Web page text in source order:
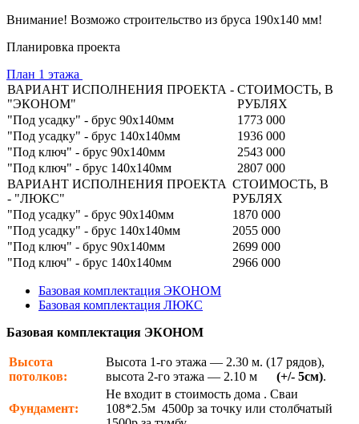
Внимание! Возможо строительство из бруса 190х140 мм!
Планировка проекта
План 1 этажа
ВАРИАНТ ИСПОЛНЕНИЯ ПРОЕКТА -
"ЭКОНОМ"
СТОИМОСТЬ, В
РУБЛЯХ
"Под усадку" - брус 90х140мм
1773 000
"Под усадку" - брус 140х140мм
1936 000
"Под ключ" - брус 90х140мм
2543 000
"Под ключ" - брус 140х140мм
2807 000
ВАРИАНТ ИСПОЛНЕНИЯ ПРОЕКТА
- "ЛЮКС"
СТОИМОСТЬ, В
РУБЛЯХ
"Под усадку" - брус 90х140мм
1870 000
"Под усадку" - брус 140х140мм
2055 000
"Под ключ" - брус 90х140мм
2699 000
"Под ключ" - брус 140х140мм
2966 000
Базовая комплектация ЭКОНОМ
Базовая комплектация ЛЮКС
Базовая комплектация ЭКОНОМ
Высота
потолков:
Высота 1-го этажа — 2.30 м. (17 рядов),
высота 2-го этажа — 2.10 м (+/- 5см).
Фундамент:
Не входит в стоимость дома . Сваи
108*2.5м 4500р за точку или столбчатый